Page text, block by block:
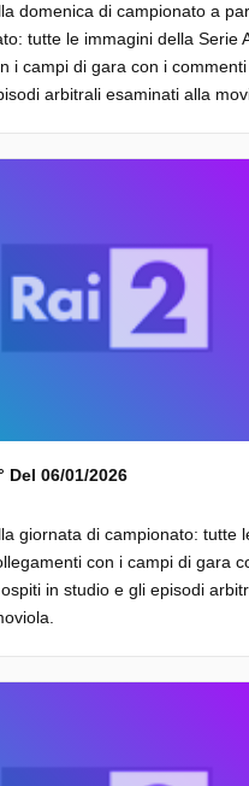
domenica di campionato a
tutte le immagini della Serie
i campi di gara con i
arbitrali esaminati alla
Del 06/01/2026
giornata di campionato: tutte
con i campi di gara
in studio e gli episodi